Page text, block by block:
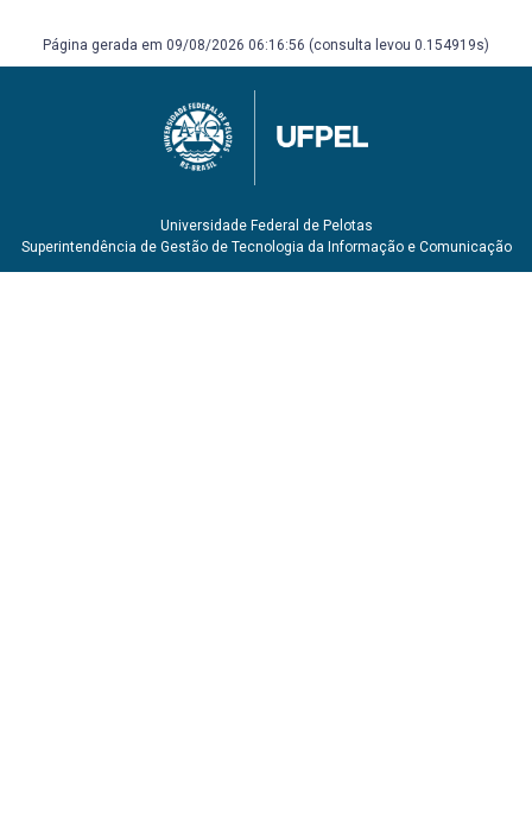
Página gerada em 09/08/2026 06:16:56 (consulta levou 0.154919s)
Universidade Federal de Pelotas
Superintendência de Gestão de Tecnologia da Informação e Comunicação